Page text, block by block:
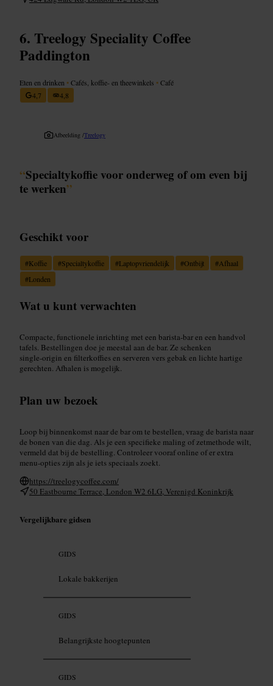
Treelogy Speciality Coffee
Paddington
Eten en drinken •Cafés, koffie- en theewinkels •Café
4,7
4,8
Afbeelding /Treelogy
“Specialtykoffie voor onderweg of om even bij
te werken”
Geschikt voor
#Koffie #Specialtykoffie #Laptopvriendelijk #Ontbijt #Afhaal
#Londen
Wat u kunt verwachten
Compacte, functionele inrichting met een barista-bar en een handvol
tafels. Bestellingen doe je meestal aan de bar. Ze schenken
single‑origin en filterkoffies en serveren vers gebak en lichte hartige
gerechten. Afhalen is mogelijk.
Plan uw bezoek
Loop bij binnenkomst naar de bar om te bestellen, vraag de barista naar
de bonen van die dag. Als je een specifieke maling of zetmethode wilt,
vermeld dat bij de bestelling. Controleer vooraf online of er extra
menu-opties zijn als je iets speciaals zoekt.
https://treelogycoffee.com/
50 Eastbourne Terrace, London W2 6LG, Verenigd Koninkrijk
Vergelijkbare gidsen
GIDS
Lokale bakkerijen
GIDS
Belangrijkste hoogtepunten
GIDS